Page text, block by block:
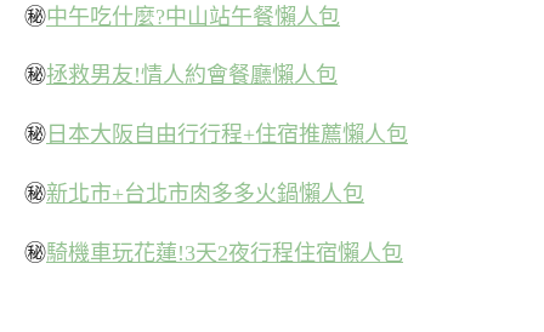
㊙中午吃什麼?中山站午餐懶人包
㊙拯救男友!情人約會餐廳懶人包
㊙ 日本大阪自由行行程+住宿推薦懶人包
㊙新北市+台北市肉多多火鍋懶人包
㊙騎機車玩花蓮!3天2夜行程住宿懶人包